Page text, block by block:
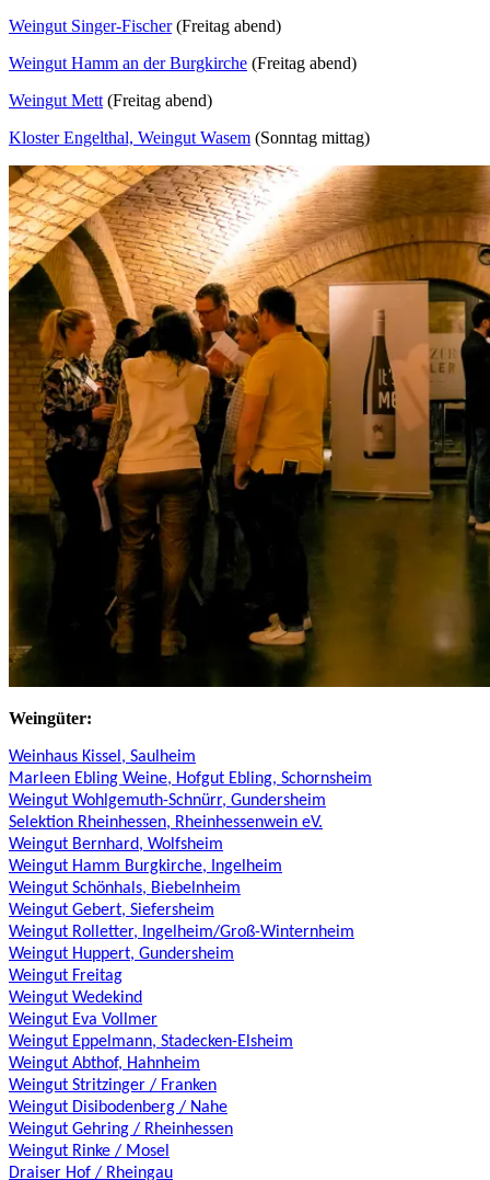
Weingut Singer-Fischer(Freitag abend)
Weingut Hamm an der Burgkirche (Freitag abend)
Weingut Mett (Freitag abend)
Kloster Engelthal, Weingut Wasem (Sonntag mittag)
Weingüter:
Weinhaus Kissel, Saulheim
Marleen Ebling Weine, Hofgut Ebling, Schornsheim
Weingut Wohlgemuth-Schnürr, Gundersheim
Selektion Rheinhessen, Rheinhessenwein eV.
Weingut Bernhard, Wolfsheim
Weingut Hamm Burgkirche, Ingelheim
Weingut Schönhals, Biebelnheim
Weingut Gebert, Siefersheim
Weingut Rolletter, Ingelheim/Groß-Winternheim
Weingut Huppert, Gundersheim
Weingut Freitag
Weingut Wedekind
Weingut Eva Vollmer
Weingut Eppelmann, Stadecken-Elsheim
Weingut Abthof, Hahnheim
Weingut Stritzinger / Franken
Weingut Disibodenberg / Nahe
Weingut Gehring / Rheinhessen
Weingut Rinke / Mosel
Draiser Hof / Rheingau